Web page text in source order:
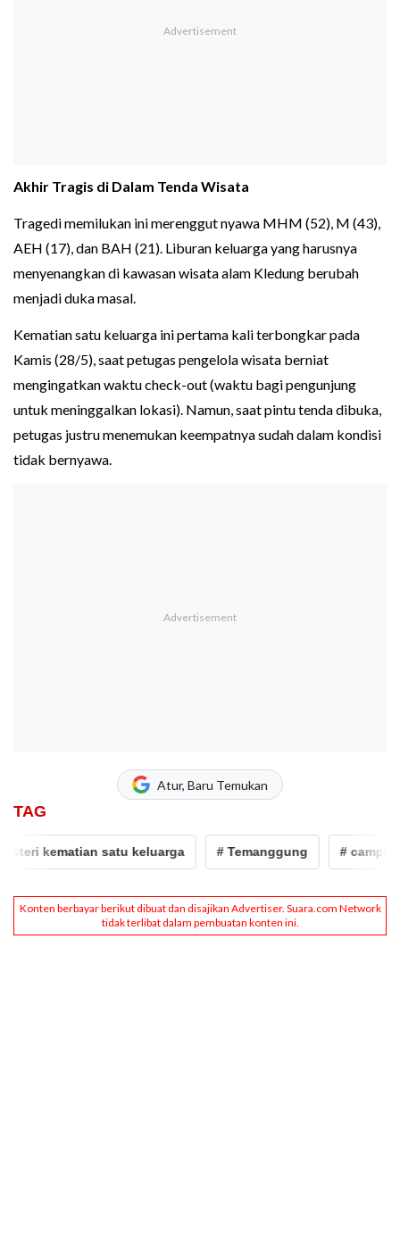
Akhir Tragis di Dalam Tenda Wisata
Tragedi memilukan ini merenggut nyawa MHM (52), M (43),
AEH (17), dan BAH (21). Liburan keluarga yang harusnya
menyenangkan di kawasan wisata alam Kledung berubah
menjadi duka masal.
Kematian satu keluarga ini pertama kali terbongkar pada
Kamis (28/5), saat petugas pengelola wisata berniat
mengingatkan waktu check-out (waktu bagi pengunjung
untuk meninggalkan lokasi). Namun, saat pintu tenda dibuka,
petugas justru menemukan keempatnya sudah dalam kondisi
tidak bernyawa.
Atur, Baru Temukan
TAG
kematian satu keluarga # Temanggung # camping